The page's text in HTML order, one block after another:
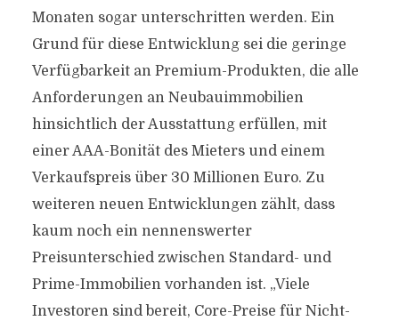
Monaten sogar unterschritten werden. Ein
Grund für diese Entwicklung sei die geringe
Verfügbarkeit an Premium-Produkten, die alle
Anforderungen an Neubauimmobilien
hinsichtlich der Ausstattung erfüllen, mit
einer AAA-Bonität des Mieters und einem
Verkaufspreis über 30 Millionen Euro. Zu
weiteren neuen Entwicklungen zählt, dass
kaum noch ein nennenswerter
Preisunterschied zwischen Standard- und
Prime-Immobilien vorhanden ist. „Viele
Investoren sind bereit, Core-Preise für Nicht-